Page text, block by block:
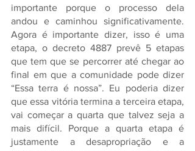
importante porque o processo dela
andou e caminhou significativamente.
Agora é importante dizer, isso é uma
etapa, o decreto 4887 prevê 5 etapas
que tem que se percorrer até chegar ao
final em que a comunidade pode dizer
“Essa terra é nossa”. Eu poderia dizer
que essa vitória termina a terceira etapa,
vai começar a quarta que talvez seja a
mais difícil. Porque a quarta etapa é
justamente a desapropriação e a